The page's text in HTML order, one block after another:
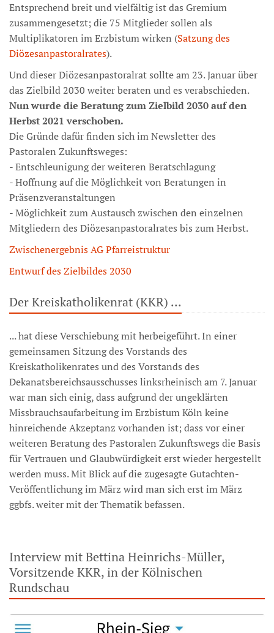
Entsprechend breit und vielfältig ist das Gremium
zusammengesetzt; die 75 Mitglieder sollen als
Multiplikatoren im Erzbistum wirken (Satzung des
Diözesanpastoralrates).
Und dieser Diözesanpastoralrat sollte am 23. Januar über
das Zielbild 2030 weiter beraten und es verabschieden.
Nun wurde die Beratung zum Zielbild 2030 auf den
Herbst 2021 verschoben.
Die Gründe dafür finden sich im Newsletter des
Pastoralen Zukunftsweges:
- Entschleunigung der weiteren Beratschlagung
- Hoffnung auf die Möglichkeit von Beratungen in
Präsenzveranstaltungen
- Möglichkeit zum Austausch zwischen den einzelnen
Mitgliedern des Diözesanpastoralrates bis zum Herbst.
Zwischenergebnis AG Pfarreistruktur
Entwurf des Zielbildes 2030
Der Kreiskatholikenrat (KKR) ...
... hat diese Verschiebung mit herbeigeführt. In einer
gemeinsamen Sitzung des Vorstands des
Kreiskatholikenrates und des Vorstands des
Dekanatsbereichsausschusses linksrheinisch am 7. Januar
war man sich einig, dass aufgrund der ungeklärten
Missbrauchsaufarbeitung im Erzbistum Köln keine
hinreichende Akzeptanz vorhanden ist; dass vor einer
weiteren Beratung des Pastoralen Zukunftswegs die Basis
für Vertrauen und Glaubwürdigkeit erst wieder hergestellt
werden muss. Mit Blick auf die zugesagte Gutachten-
Veröffentlichung im März wird man sich erst im März
ggbfs. weiter mit der Thematik befassen.
Interview mit Bettina Heinrichs-Müller,
Vorsitzende KKR, in der Kölnischen
Rundschau